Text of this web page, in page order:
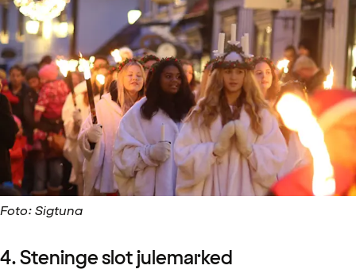
Foto: Sigtuna
4. Steninge slot julemarked